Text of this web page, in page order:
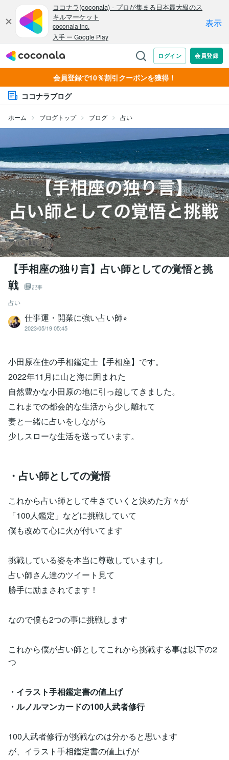
会員登録で10％割引クーポンを獲得！
ココナラブログ
ホーム ブログトップ ブログ 占い
【手相座の独り言】占い師としての覚悟と挑
戦
記事
占い
仕事運・開業に強い占い師⭐︎
2023/05/19 05:45
小田原在住の手相鑑定士【手相座】です。
2022年11月に山と海に囲まれた
自然豊かな小田原の地に引っ越してきました。
これまでの都会的な生活から少し離れて
妻と一緒に占いをしながら
少しスローな生活を送っています。
・占い師としての覚悟
これから占い師として生きていくと決めた方々が
「100人鑑定」などに挑戦していて
僕も改めて心に火が付いてます
挑戦している姿を本当に尊敬していますし
占い師さん達のツイート見て
勝手に励まされてます！
なので僕も2つの事に挑戦します
これから僕が占い師としてこれから挑戦する事は以下の2
つ
・イラスト手相鑑定書の値上げ
・ルノルマンカードの100人武者修行
100人武者修行が挑戦なのは分かると思います
が、イラスト手相鑑定書の値上げが